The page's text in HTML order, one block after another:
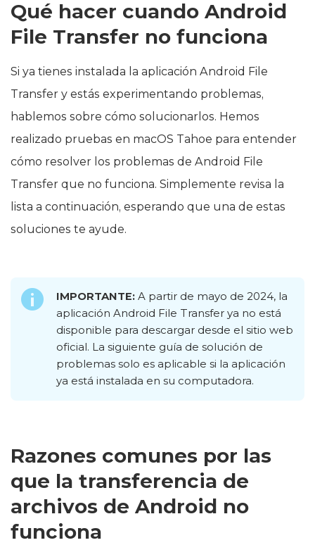
Qué hacer cuando Android
File Transfer no funciona
Si ya tienes instalada la aplicación Android File
Transfer y estás experimentando problemas,
hablemos sobre cómo solucionarlos. Hemos
realizado pruebas en macOS Tahoe para entender
cómo resolver los problemas de Android File
Transfer que no funciona. Simplemente revisa la
lista a continuación, esperando que una de estas
soluciones te ayude.
IMPORTANTE: A partir de mayo de 2024, la
aplicación Android File Transfer ya no está
disponible para descargar desde el sitio web
oficial. La siguiente guía de solución de
problemas solo es aplicable si la aplicación
ya está instalada en su computadora.
Razones comunes por las
que la transferencia de
archivos de Android no
funciona